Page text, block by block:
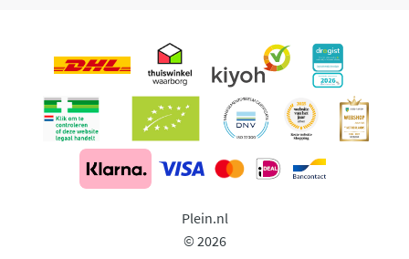
Plein.nl
© 2026